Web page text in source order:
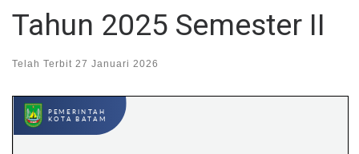
Tahun 2025 Semester II
Telah Terbit 27 Januari 2026